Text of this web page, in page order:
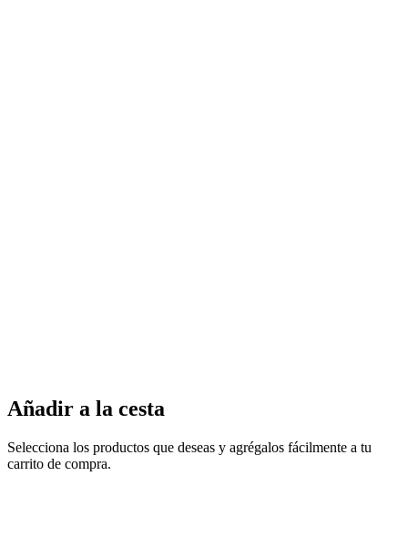
Añadir a la cesta
Selecciona los productos que deseas y agrégalos fácilmente a tu
carrito de compra.